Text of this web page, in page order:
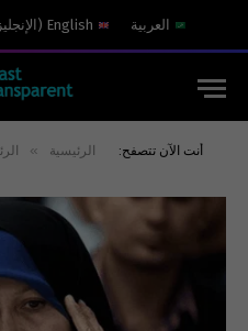
العربية English
(
أنت الآن تتصفح: الرئيسية »